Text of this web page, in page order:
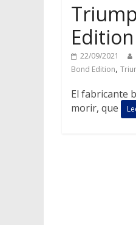
Edition
22/09/2021
Bond Edition,
El fabricante
morir, que